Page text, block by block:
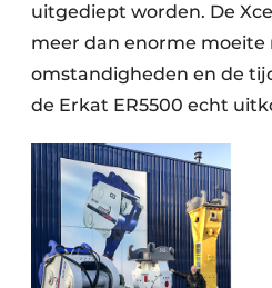
uitgediept worden. De
meer dan enorme moeite
omstandigheden en de
de Erkat ER5500 echt